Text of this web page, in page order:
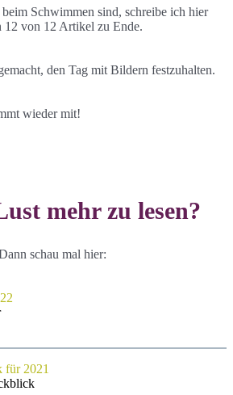
Schwimmen sind, schreibe ich hier
12 von 12 Artikel zu Ende.
den Tag mit Bildern festzuhalten.
wieder mit!
mehr zu lesen?
schau mal hier: